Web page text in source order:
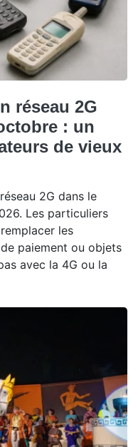
réseau 2G
: un
de vieux
2G dans le
Les particuliers
les
paiement ou objets
avec la 4G ou la